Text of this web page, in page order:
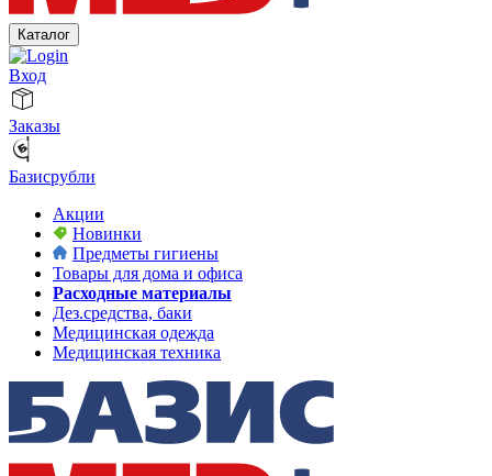
Каталог
Вход
Заказы
Базисрубли
Акции
Новинки
Предметы гигиены
Товары для дома и офиса
Расходные материалы
Дез.средства, баки
Медицинская одежда
Медицинская техника